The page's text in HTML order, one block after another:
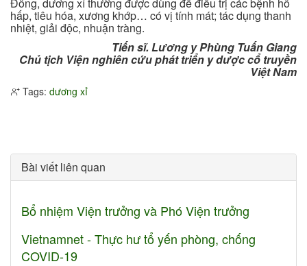
Đông, dương xỉ thường được dùng để điều trị các bệnh hô
hấp, tiêu hóa, xương khớp… có vị tính mát; tác dụng thanh
nhiệt, giải độc, nhuận tràng.
Tiến sĩ. Lương y Phùng Tuấn Giang
Chủ tịch Viện nghiên cứu phát triển y dược cổ truyền
Việt Nam
Tags: dương xỉ
Bài viết liên quan
Bổ nhiệm Viện trưởng và Phó Viện trưởng
Vietnamnet - Thực hư tổ yến phòng, chống
COVID-19